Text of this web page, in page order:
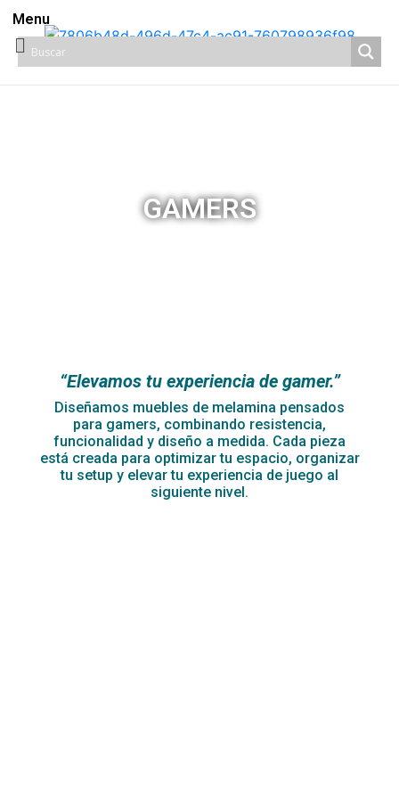
Menu
GAMERS
“Elevamos tu experiencia de gamer.”
Diseñamos muebles de melamina pensados
para gamers, combinando resistencia,
funcionalidad y diseño a medida. Cada pieza
está creada para optimizar tu espacio, organizar
tu setup y elevar tu experiencia de juego al
siguiente nivel.